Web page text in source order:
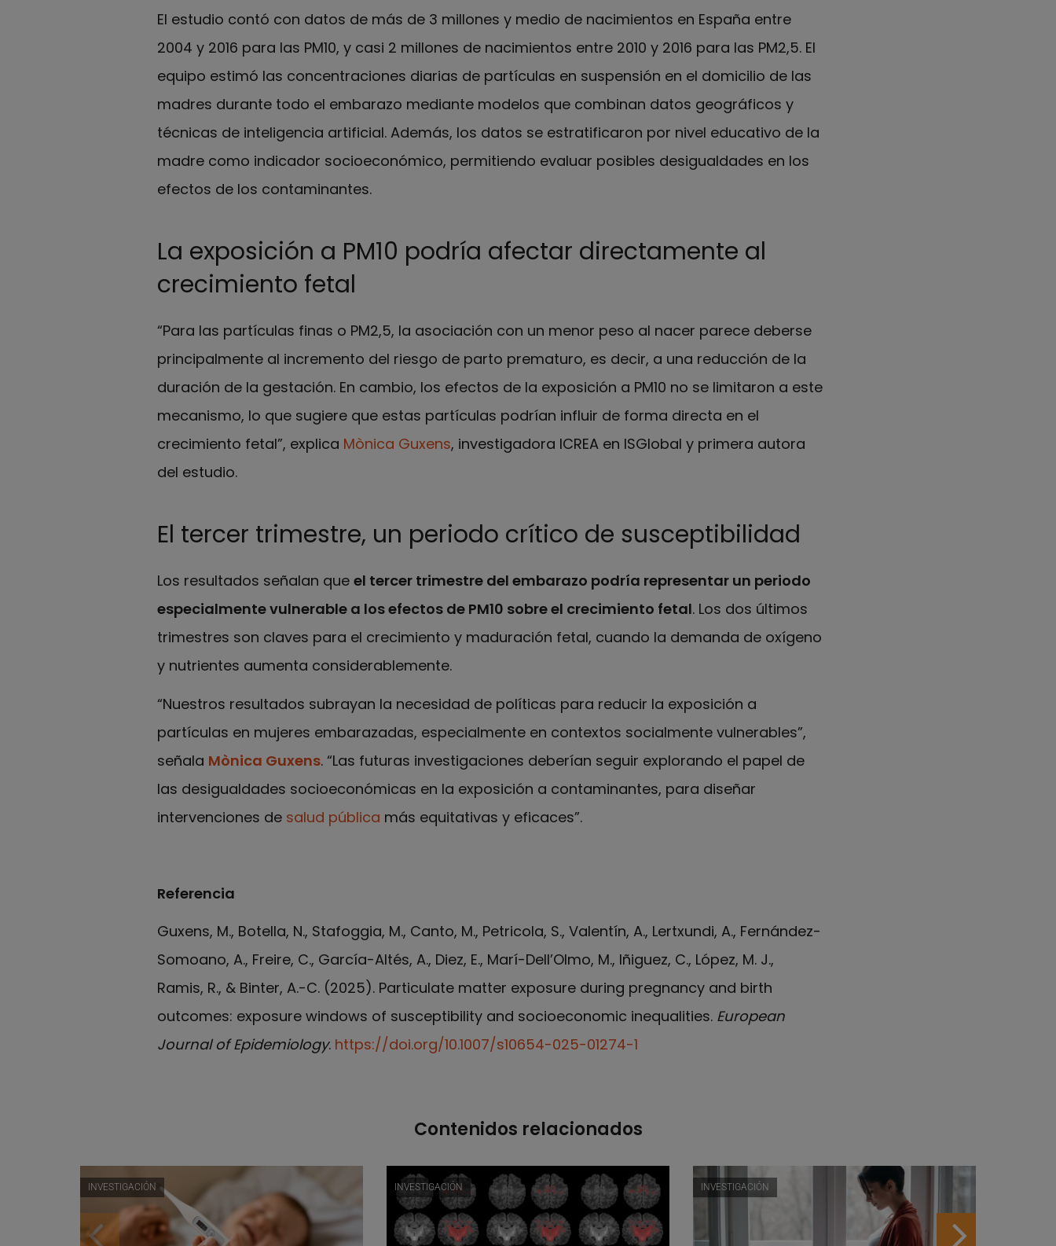
El estudio contó con datos de más de 3 millones y medio de nacimientos en España entre
2004 y 2016 para las PM10, y casi 2 millones de nacimientos entre 2010 y 2016 para las PM2,5. El
equipo estimó las concentraciones diarias de partículas en suspensión en el domicilio de las
madres durante todo el embarazo mediante modelos que combinan datos geográficos y
técnicas de inteligencia artificial. Además, los datos se estratificaron por nivel educativo de la
madre como indicador socioeconómico, permitiendo evaluar posibles desigualdades en los
efectos de los contaminantes.
La exposición a PM10 podría afectar directamente al
crecimiento fetal
“Para las partículas finas o PM2,5, la asociación con un menor peso al nacer parece deberse
principalmente al incremento del riesgo de parto prematuro, es decir, a una reducción de la
duración de la gestación. En cambio, los efectos de la exposición a PM10 no se limitaron a este
mecanismo, lo que sugiere que estas partículas podrían influir de forma directa en el
crecimiento fetal”, explica Mònica Guxens, investigadora ICREA en ISGlobal y primera autora
del estudio.
El tercer trimestre, un periodo crítico de susceptibilidad
Los resultados señalan que el tercer trimestre del embarazo podría representar un periodo
especialmente vulnerable a los efectos de PM10 sobre el crecimiento fetal. Los dos últimos
trimestres son claves para el crecimiento y maduración fetal, cuando la demanda de oxígeno
y nutrientes aumenta considerablemente.
“Nuestros resultados subrayan la necesidad de políticas para reducir la exposición a
partículas en mujeres embarazadas, especialmente en contextos socialmente vulnerables”,
señala Mònica Guxens. “Las futuras investigaciones deberían seguir explorando el papel de
las desigualdades socioeconómicas en la exposición a contaminantes, para diseñar
intervenciones de salud pública más equitativas y eficaces”.
Referencia
Guxens, M., Botella, N., Stafoggia, M., Canto, M., Petricola, S., Valentín, A., Lertxundi, A., Fernández-
Somoano, A., Freire, C., García-Altés, A., Diez, E., Marí-Dell’Olmo, M., Iñiguez, C., López, M. J.,
Ramis, R., & Binter, A.-C. (2025). Particulate matter exposure during pregnancy and birth
outcomes: exposure windows of susceptibility and socioeconomic inequalities. European
Journal of Epidemiology. https://doi.org/10.1007/s10654-025-01274-1
Contenidos relacionados
INVESTIGACIÓN INVESTIGACIÓN INVESTIGACIÓN